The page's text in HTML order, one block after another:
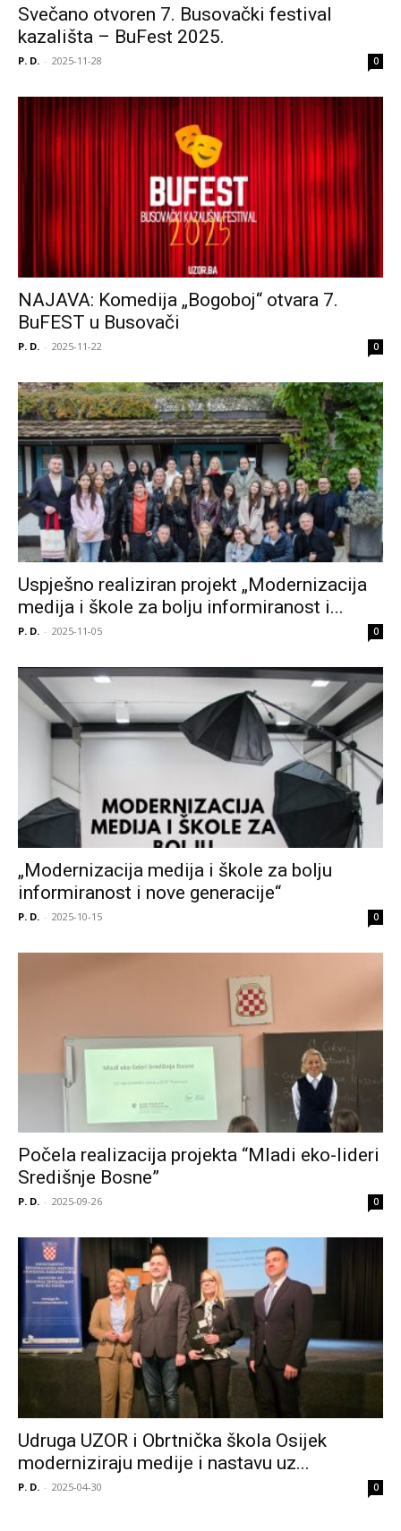
Svečano otvoren 7. Busovački festival
kazališta – BuFest 2025.
P. D. - 2025-11-28 0
NAJAVA: Komedija „Bogoboj“ otvara 7.
BuFEST u Busovači
P. D. - 2025-11-22 0
Uspješno realiziran projekt „Modernizacija
medija i škole za bolju informiranost i...
P. D. - 2025-11-05 0
„Modernizacija medija i škole za bolju
informiranost i nove generacije“
P. D. - 2025-10-15 0
Počela realizacija projekta “Mladi eko-lideri
Središnje Bosne”
P. D. - 2025-09-26 0
Udruga UZOR i Obrtnička škola Osijek
moderniziraju medije i nastavu uz...
P. D. - 2025-04-30 0